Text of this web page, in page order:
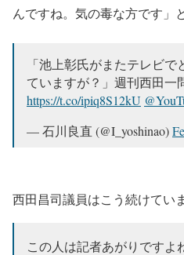
んですね。気の毒な方です」
「池上彰氏がまたテレビ
ていますが？」週刊西田一
https://t.co/ipiq8S12kU
— 石川良直 (@I_yoshinao)
西田昌司議員はこう続けていま
この人は記者あがりですよ